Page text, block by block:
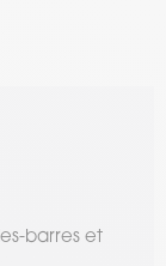
barres et